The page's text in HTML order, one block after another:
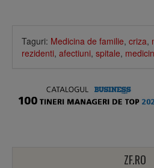
Taguri: Medicina de familie, criza,
rezidenti, afectiuni, spitale,
ZF.RO